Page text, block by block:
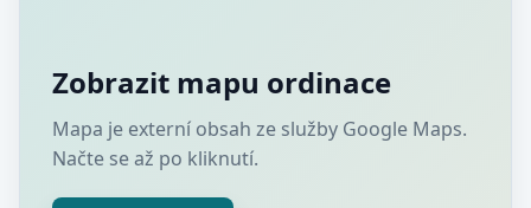
Zobrazit mapu ordinace
Mapa je externí obsah ze služby Google Maps.
Načte se až po kliknutí.